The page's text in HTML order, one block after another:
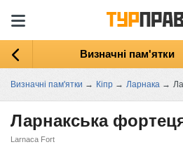
Визначні пам'ятки
Визначні пам'ятки → Кіпр → Ларнака →
Ларнакська
Larnaca Fort